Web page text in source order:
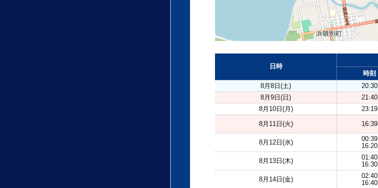
日時
時刻
8月8日(土)
20:30
8月9日(日)
21:40
8月10日(月)
23:19
8月11日(火)
16:39
8月12日(水)
00:39
16:20
8月13日(木)
01:40
16:30
8月14日(金)
02:40
16:40